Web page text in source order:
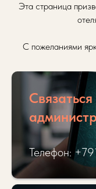
Эта страница
С пожеланиями
Связаться
Телефон: